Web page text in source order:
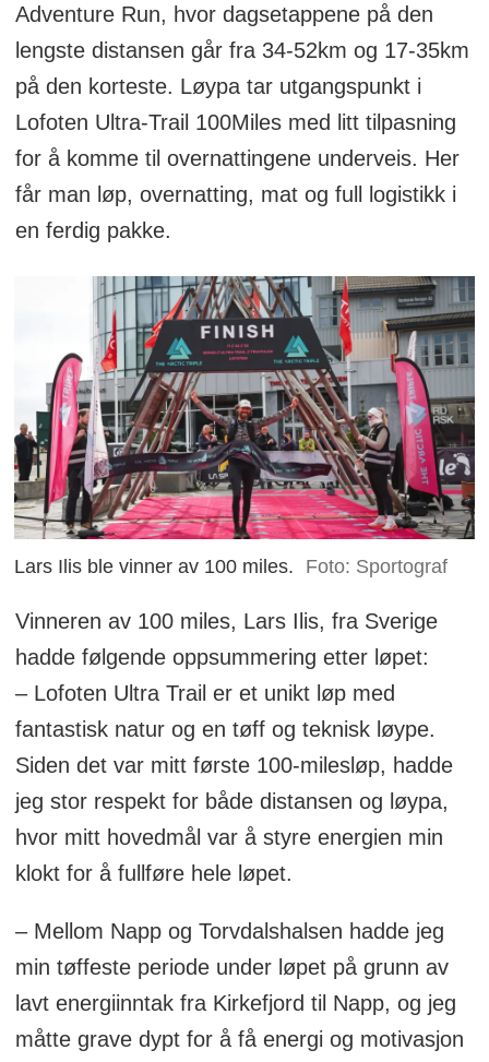
Adventure Run, hvor dagsetappene på den
lengste distansen går fra 34-52km og 17-35km
på den korteste. Løypa tar utgangspunkt i
Lofoten Ultra-Trail 100Miles med litt tilpasning
for å komme til overnattingene underveis. Her
får man løp, overnatting, mat og full logistikk i
en ferdig pakke.
Lars Ilis ble vinner av 100 miles. Foto: Sportograf
Vinneren av 100 miles, Lars Ilis, fra Sverige
hadde følgende oppsummering etter løpet:
– Lofoten Ultra Trail er et unikt løp med
fantastisk natur og en tøff og teknisk løype.
Siden det var mitt første 100-milesløp, hadde
jeg stor respekt for både distansen og løypa,
hvor mitt hovedmål var å styre energien min
klokt for å fullføre hele løpet.
– Mellom Napp og Torvdalshalsen hadde jeg
min tøffeste periode under løpet på grunn av
lavt energiinntak fra Kirkefjord til Napp, og jeg
måtte grave dypt for å få energi og motivasjon